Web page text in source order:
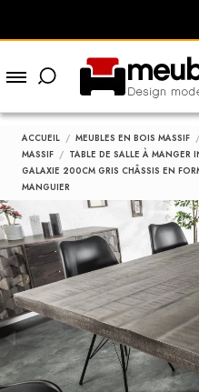
ACCUEIL MEUBLES EN BOIS MASSIF
MASSIF
TABLE DE SALLE À MANGER
GALAXIE 200CM GRIS CHÂSSIS EN
MANGUIER